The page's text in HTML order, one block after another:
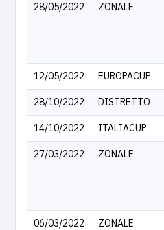
28/05/2022 ZONALE
12/05/2022 EUROPACUP
28/10/2022 DISTRETTO
14/10/2022 ITALIACUP
27/03/2022 ZONALE
06/03/2022 ZONALE